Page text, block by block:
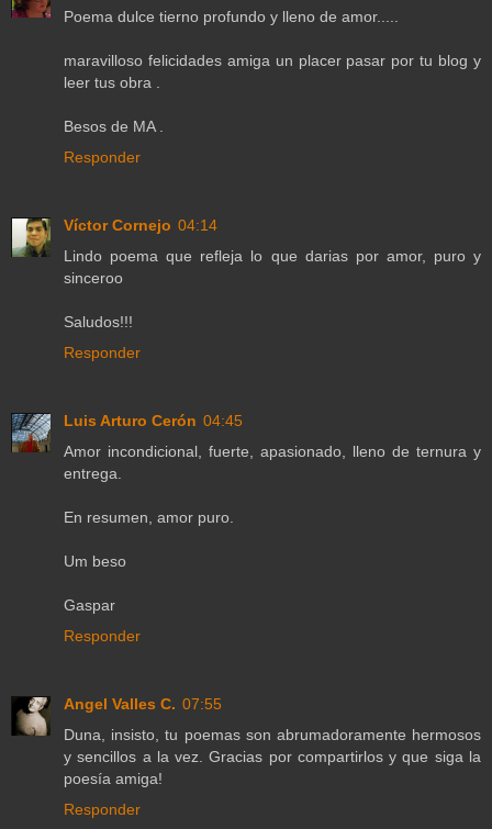
Poema dulce tierno profundo y lleno de amor.....
maravilloso felicidades amiga un placer pasar por tu blog y
leer tus obra .
Besos de MA .
Responder
Víctor Cornejo 04:14
Lindo poema que refleja lo que darias por amor, puro y
sinceroo
Saludos!!!
Responder
Luis Arturo Cerón 04:45
Amor incondicional, fuerte, apasionado, lleno de ternura y
entrega.
En resumen, amor puro.
Um beso
Gaspar
Responder
Angel Valles C. 07:55
Duna, insisto, tu poemas son abrumadoramente hermosos
y sencillos a la vez. Gracias por compartirlos y que siga la
poesía amiga!
Responder